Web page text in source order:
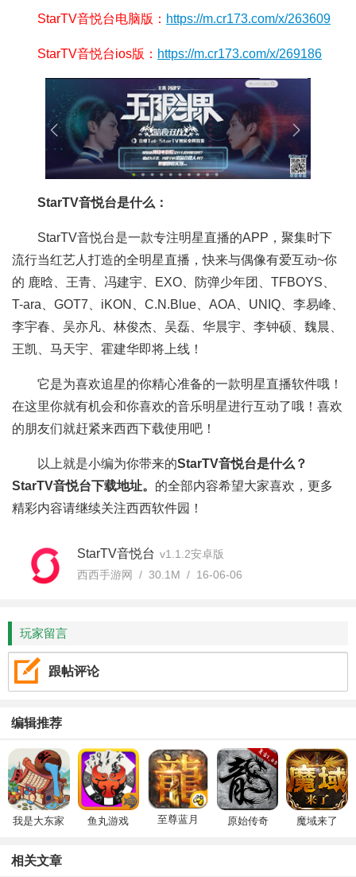
StarTV音悦台电脑版： https://m.cr173.com/x/263609
StarTV音悦台ios版： https://m.cr173.com/x/269186
StarTV音悦台是什么：
StarTV音悦台是一款专注明星直播的APP，聚集时下
流行当红艺人打造的全明星直播，快来与偶像有爱互动~你
的 鹿晗、王青、冯建宇、EXO、防弹少年团、TFBOYS、
T-ara、GOT7、iKON、C.N.Blue、AOA、UNIQ、李易峰、
李宇春、吴亦凡、林俊杰、吴磊、华晨宇、李钟硕、魏晨、
王凯、马天宇、霍建华即将上线！
它是为喜欢追星的你精心准备的一款明星直播软件哦！
在这里你就有机会和你喜欢的音乐明星进行互动了哦！喜欢
的朋友们就赶紧来西西下载使用吧！
以上就是小编为你带来的StarTV音悦台是什么？
StarTV音悦台下载地址。 的全部内容希望大家喜欢，更多
精彩内容请继续关注西西软件园！
StarTV音悦台 v1.1.2安卓版
西西手游网 / 30.1M / 16-06-06
玩家留言
跟帖评论
编辑推荐
我是大东家 鱼丸游戏 至尊蓝月 原始传奇 魔域来了
相关文章